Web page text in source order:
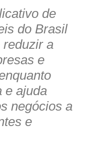
de
do Brasil
reduzir a
e
e ajuda
negócios a
e